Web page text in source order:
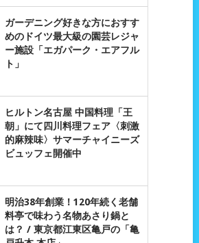
ガーデニング好きな方におすす
めのドイツ最大級の園芸レジャ
ー施設「エガパーク・エアフル
ト」
ヒルトン名古屋 中国料理「王
朝」にて四川料理フェア〈刺激
的麻辣味〉サマーチャイニーズ
ビュッフェ開催中
明治38年創業！120年続く老舗
料亭で味わう名物あさり鍋と
は？ / 東京都江東区亀戸の「亀